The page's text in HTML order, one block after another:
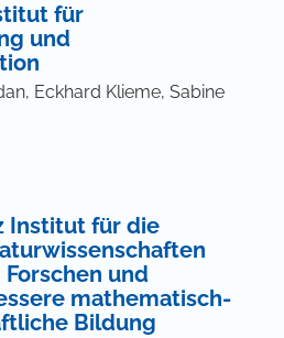
für
und
Eckhard Klieme, Sabine
Institut für die
und
mathematisch-
Bildung